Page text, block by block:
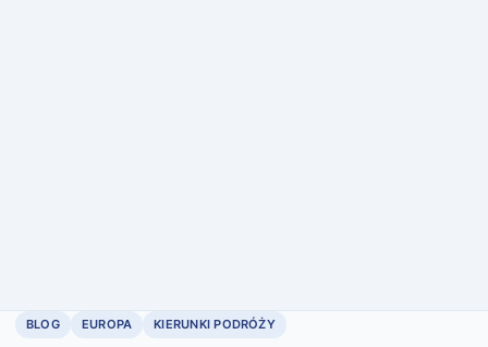
BLOG EUROPA KIERUNKI PODRÓŻY